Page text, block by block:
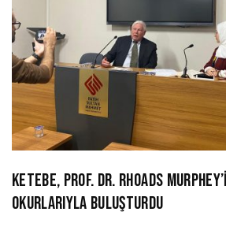
KETEBE, PROF. DR. RHOADS MURPHEY’İ
OKURLARIYLA BULUŞTURDU